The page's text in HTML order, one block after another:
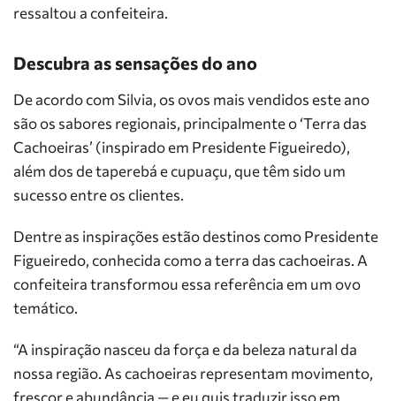
ressaltou a confeiteira.
Descubra as sensações do ano
De acordo com Silvia, os ovos mais vendidos este ano
são os sabores regionais, principalmente o ‘Terra das
Cachoeiras’ (inspirado em Presidente Figueiredo),
além dos de taperebá e cupuaçu, que têm sido um
sucesso entre os clientes.
Dentre as inspirações estão destinos como Presidente
Figueiredo, conhecida como a terra das cachoeiras. A
confeiteira transformou essa referência em um ovo
temático.
“A inspiração nasceu da força e da beleza natural da
nossa região. As cachoeiras representam movimento,